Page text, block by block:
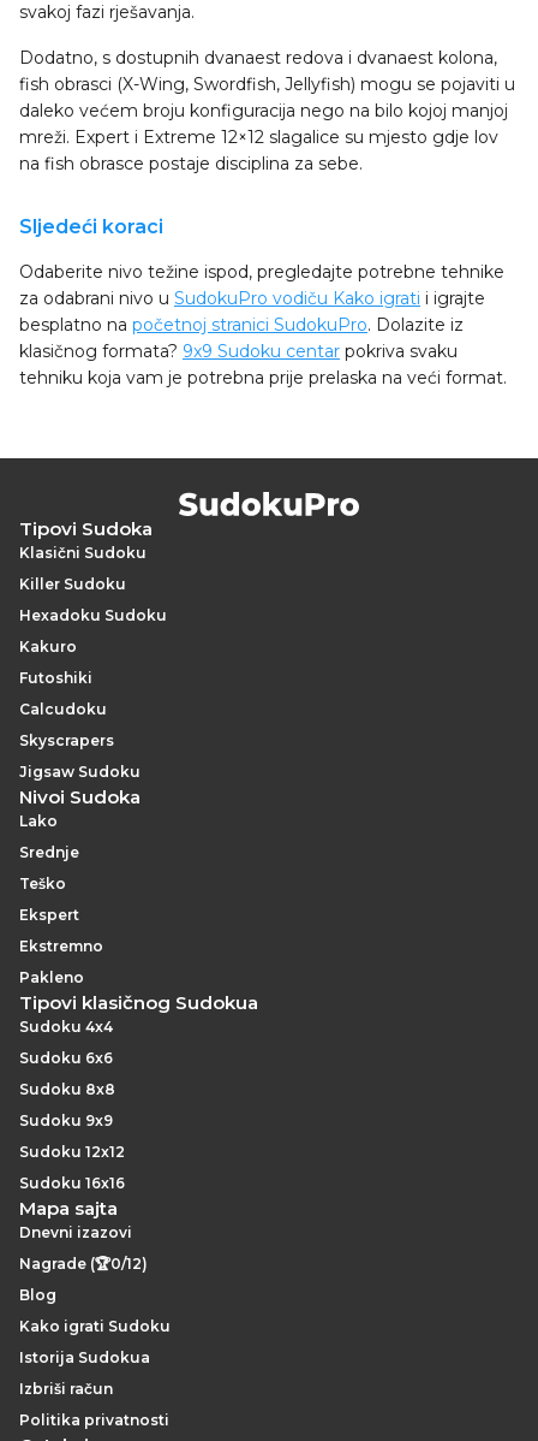
svakoj fazi rješavanja.
Dodatno, s dostupnih dvanaest redova i dvanaest kolona,
fish obrasci (X-Wing, Swordfish, Jellyfish) mogu se pojaviti u
daleko većem broju konfiguracija nego na bilo kojoj manjoj
mreži. Expert i Extreme 12×12 slagalice su mjesto gdje lov
na fish obrasce postaje disciplina za sebe.
Sljedeći koraci
Odaberite nivo težine ispod, pregledajte potrebne tehnike
za odabrani nivo u SudokuPro vodiču Kako igrati i igrajte
besplatno na početnoj stranici SudokuPro. Dolazite iz
klasičnog formata? 9x9 Sudoku centar pokriva svaku
tehniku koja vam je potrebna prije prelaska na veći format.
Tipovi Sudoka
Klasični Sudoku
Killer Sudoku
Hexadoku Sudoku
Kakuro
Futoshiki
Calcudoku
Skyscrapers
Jigsaw Sudoku
Nivoi Sudoka
Lako
Srednje
Teško
Ekspert
Ekstremno
Pakleno
Tipovi klasičnog Sudokua
Sudoku 4x4
Sudoku 6x6
Sudoku 8x8
Sudoku 9x9
Sudoku 12x12
Sudoku 16x16
Mapa sajta
Dnevni izazovi
Nagrade (🏆0/12)
Blog
Kako igrati Sudoku
Istorija Sudokua
Izbriši račun
Politika privatnosti